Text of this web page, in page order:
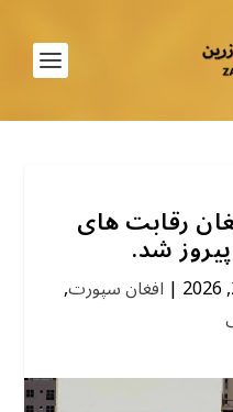
رقابت های
شد.
| افغان سپورت,